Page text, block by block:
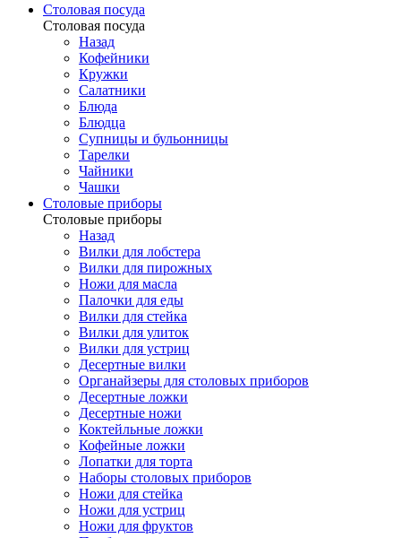
Столовая посуда
Столовая посуда
Назад
Кофейники
Кружки
Салатники
Блюда
Блюдца
Супницы и бульонницы
Тарелки
Чайники
Чашки
Cтоловые приборы
Cтоловые приборы
Назад
Вилки для лобстера
Вилки для пирожных
Ножи для масла
Палочки для еды
Вилки для стейка
Вилки для улиток
Вилки для устриц
Десертные вилки
Органайзеры для столовых приборов
Десертные ложки
Десертные ножи
Коктейльные ложки
Кофейные ложки
Лопатки для торта
Наборы столовых приборов
Ножи для стейка
Ножи для устриц
Ножи для фруктов